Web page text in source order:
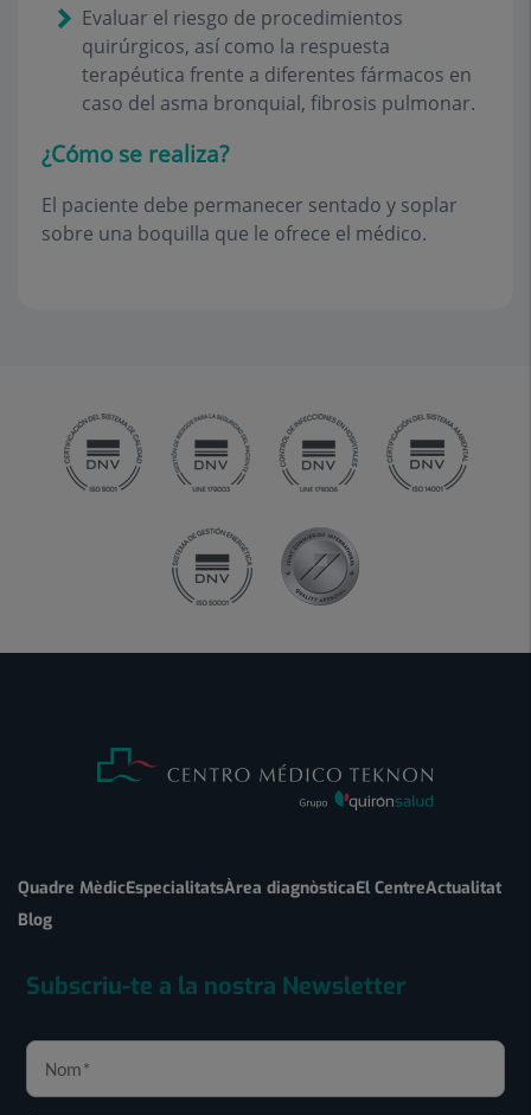
Evaluar el riesgo de procedimientos
quirúrgicos, así como la respuesta
terapéutica frente a diferentes fármacos en
caso del asma bronquial, fibrosis pulmonar.
¿Cómo se realiza?
El paciente debe permanecer sentado y soplar
sobre una boquilla que le ofrece el médico.
Quadre MèdicEspecialitatsÀrea diagnòsticaEl CentreActualitat
Blog
Subscriu-te a la nostra Newsletter